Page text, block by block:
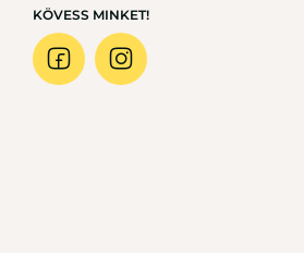
KÖVESS MINKET!